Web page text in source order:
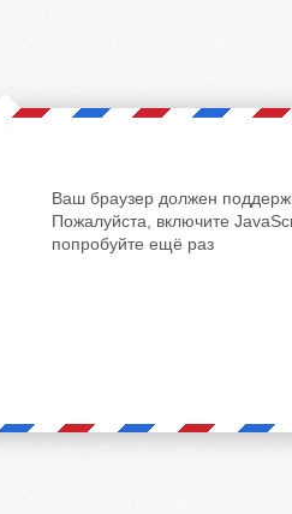
Ваш браузер должен
Пожалуйста, включите
попробуйте ещё раз